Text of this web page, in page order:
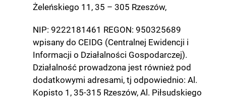
Żeleńskiego 11, 35 – 305 Rzeszów,
NIP: 9222181461 REGON: 950325689
wpisany do CEIDG (Centralnej Ewidencji i
Informacji o Działalności Gospodarczej).
Działalność prowadzona jest również pod
dodatkowymi adresami, tj odpowiednio: Al.
Kopisto 1, 35-315 Rzeszów, Al. Piłsudskiego